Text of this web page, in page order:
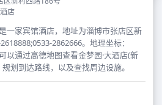
店
一家宾馆酒店，地址为淄博市张店区新
2862666。地理坐标：
以通过高德地图查看金梦园·大酒店(新
划到达路线，以及查找周边设施。